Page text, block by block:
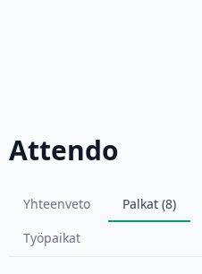
Attendo
Yhteenveto Palkat (8)
Työpaikat